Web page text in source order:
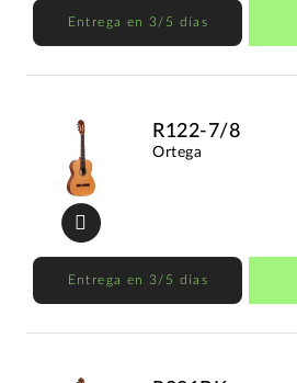
Entrega en 3/5 días
R122-7/8
Ortega
Entrega en 3/5 días